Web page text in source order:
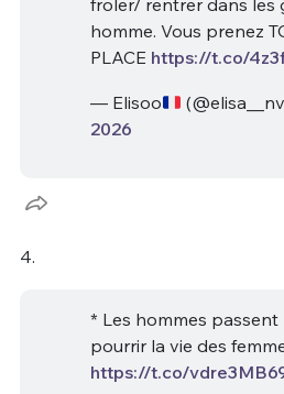
homme. Vous prenez
PLACE https://t.co/
— Elisoo
2026
4.
* Les hommes passent
pourrir la vie des
https://t.co/